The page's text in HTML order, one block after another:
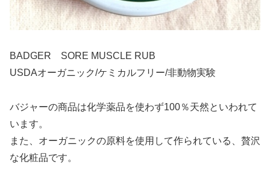
BADGER SORE MUSCLE RUB
USDAオーガニック/ケミカルフリー/非動物実験
バジャーの商品は化学薬品を使わず100％天然といわれて
います。
また、オーガニックの原料を使用して作られている、贅沢
な化粧品です。